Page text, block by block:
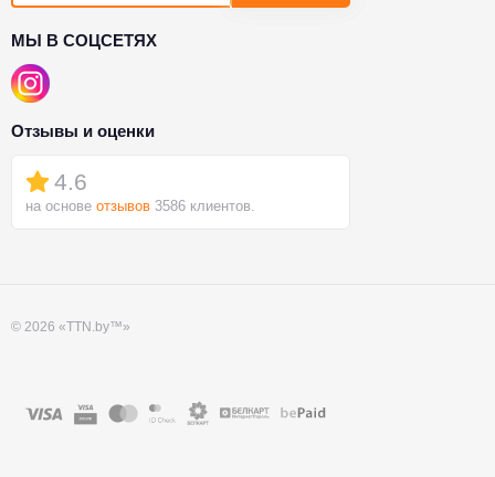
МЫ В СОЦСЕТЯХ
Отзывы и оценки
4.6
на основе отзывов 3586 клиентов.
© 2026 «TTN.by™»